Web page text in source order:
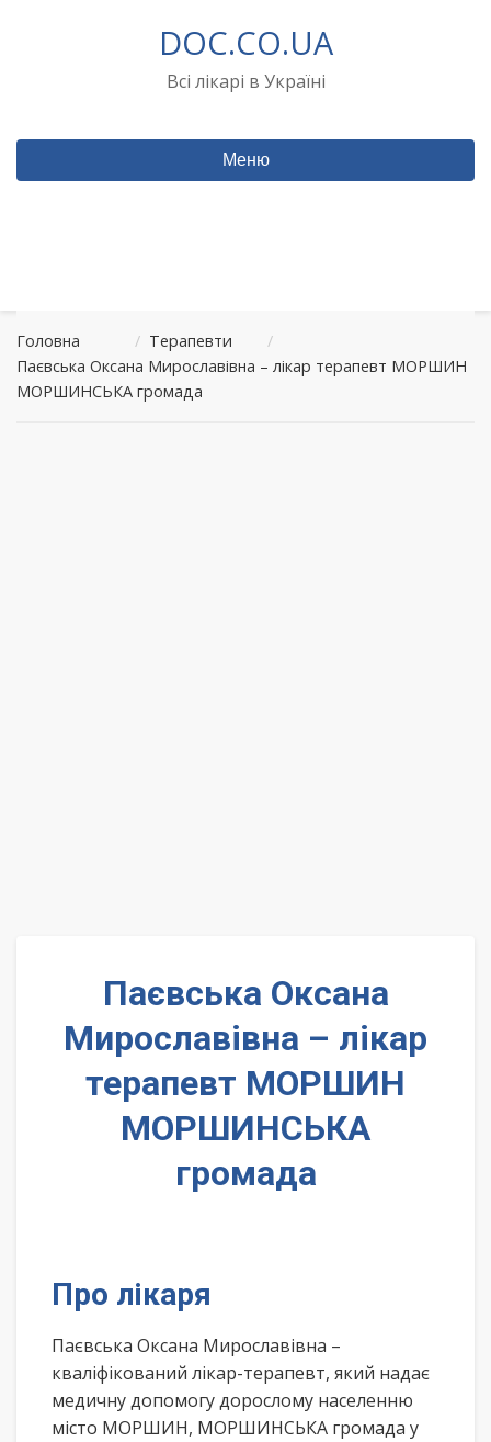
DOC.CO.UA
Всі лікарі в Україні
Меню
Головна / Терапевти
/
Паєвська Оксана Мирославівна – лікар терапевт МОРШИН
МОРШИНСЬКА громада
Паєвська Оксана
Мирославівна – лікар
терапевт МОРШИН
МОРШИНСЬКА
громада
Про лікаря
Паєвська Оксана Мирославівна –
кваліфікований лікар-терапевт, який надає
медичну допомогу дорослому населенню
місто МОРШИН, МОРШИНСЬКА громада у